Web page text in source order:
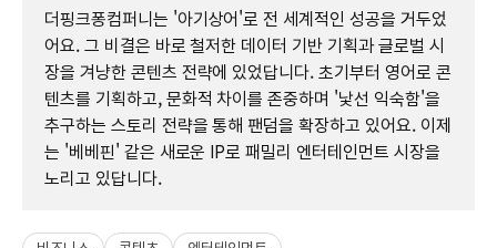
더핑크퐁컴퍼니는 '아기상어'로 전 세계적인 성공을 거두었
어요. 그 비결은 바로 철저한 데이터 기반 기획과 글로벌 시
장을 겨냥한 콘텐츠 전략에 있었답니다. 초기부터 영어로 콘
텐츠를 기획하고, 문화적 차이를 존중하며 '낯선 익숙함'을
추구하는 스토리 전략을 통해 팬덤을 확장하고 있어요. 이제
는 '베베핀' 같은 새로운 IP로 패밀리 엔터테인먼트 시장을
노리고 있답니다.